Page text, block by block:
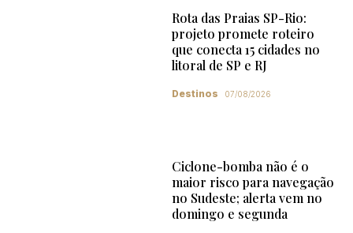
Rota das Praias SP-Rio:
projeto promete roteiro
que conecta 15 cidades no
litoral de SP e RJ
Destinos 07/08/2026
Ciclone-bomba não é o
maior risco para navegação
no Sudeste; alerta vem no
domingo e segunda